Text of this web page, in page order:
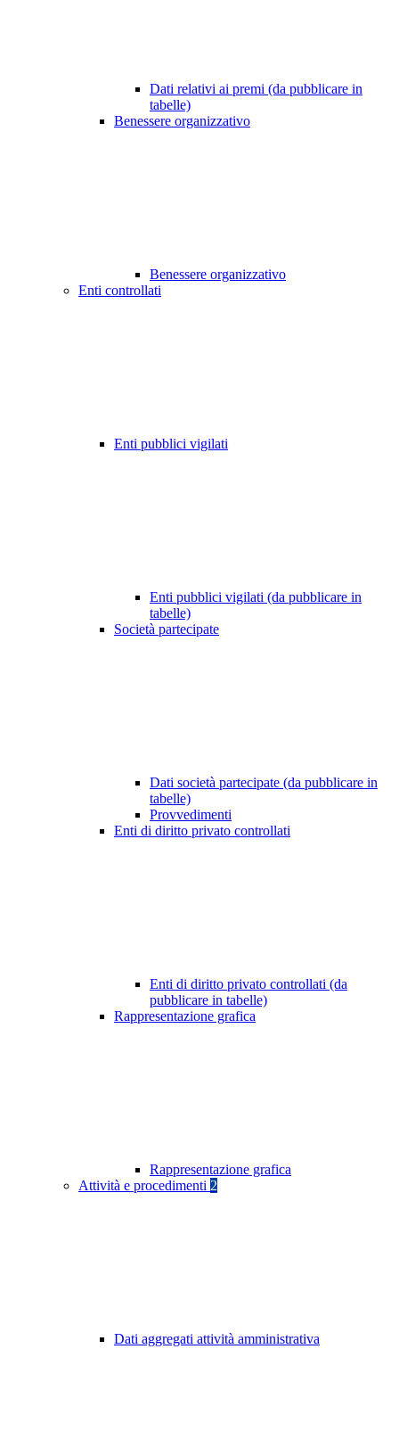
Dati relativi ai premi (da pubblicare in
tabelle)
Benessere organizzativo
Benessere organizzativo
Enti controllati
Enti pubblici vigilati
Enti pubblici vigilati (da pubblicare in
tabelle)
Società partecipate
Dati società partecipate (da pubblicare in
tabelle)
Provvedimenti
Enti di diritto privato controllati
Enti di diritto privato controllati (da
pubblicare in tabelle)
Rappresentazione grafica
Rappresentazione grafica
Attività e procedimenti 2
Dati aggregati attività amministrativa